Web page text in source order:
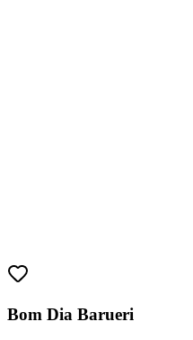
Bom Dia Barueri